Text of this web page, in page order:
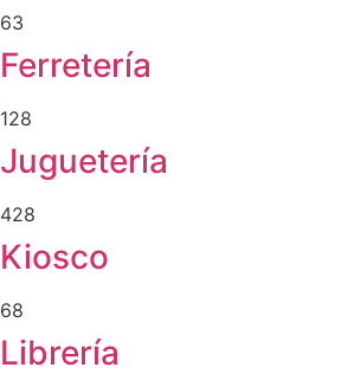
63
Ferretería
128
Juguetería
428
Kiosco
68
Librería